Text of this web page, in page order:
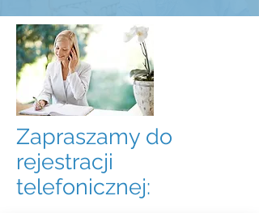
Zapraszamy do
rejestracji
telefonicznej: